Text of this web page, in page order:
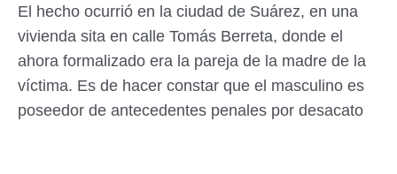
El hecho ocurrió en la ciudad de Suárez, en una
vivienda sita en calle Tomás Berreta, donde el
ahora formalizado era la pareja de la madre de la
víctima. Es de hacer constar que el masculino es
poseedor de antecedentes penales por desacato